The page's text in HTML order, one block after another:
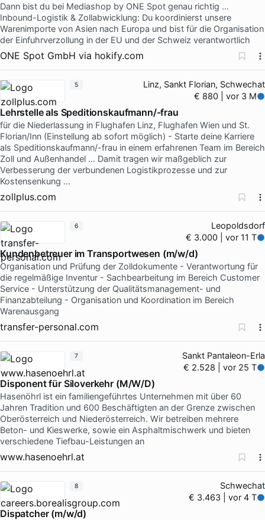
Dann bist du bei Mediashop by ONE Spot genau richtig …
Inbound-Logistik & Zollabwicklung: Du koordinierst unsere
Warenimporte von Asien nach Europa und bist für die Organisation
der Einfuhrverzollung in der EU und der Schweiz verantwortlich
ONE Spot GmbH via hokify.com
Linz, Sankt Florian, Schwechat
€ 880 | vor 3 M
Lehrstelle als Speditionskaufmann/-frau
für die Niederlassung in Flughafen Linz, Flughafen Wien und St.
Florian/Inn (Einstellung ab sofort möglich) - Starte deine Karriere
als Speditionskaufmann/-frau in einem erfahrenen Team im Bereich
Zoll und Außenhandel … Damit tragen wir maßgeblich zur
Verbesserung der verbundenen Logistikprozesse und zur
Kostensenkung …
zollplus.com
5
Leopoldsdorf
€ 3.000 | vor 11 T
Kundenbetreuer im Transportwesen (m/w/d)
Organisation und Prüfung der Zolldokumente - Verantwortung für
die regelmäßige Inventur - Sachbearbeitung im Bereich Customer
Service - Unterstützung der Qualitätsmanagement- und
Finanzabteilung - Organisation und Koordination im Bereich
Warenausgang
transfer-personal.com
6
Sankt Pantaleon-Erla
€ 2.528 | vor 25 T
Disponent für Siloverkehr (M/W/D)
Hasenöhrl ist ein familiengeführtes Unternehmen mit über 60
Jahren Tradition und 600 Beschäftigten an der Grenze zwischen
Oberösterreich und Niederösterreich. Wir betreiben mehrere
Beton- und Kieswerke, sowie ein Asphaltmischwerk und bieten
verschiedene Tiefbau-Leistungen an
www.hasenoehrl.at
7
Schwechat
€ 3.463 | vor 4 T
Dispatcher (m/w/d)
8